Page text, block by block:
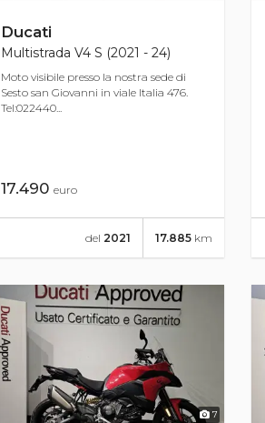
Ducati
Multistrada V4 S (2021 - 24)
Moto visibile presso la nostra sede di
Sesto san Giovanni in viale Italia 476.
Tel:022440...
17.490 euro
17.885 km
del 2021
7